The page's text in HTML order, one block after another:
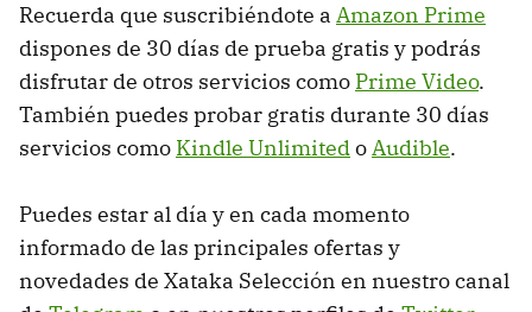
Recuerda que suscribiéndote a Amazon Prime
dispones de 30 días de prueba gratis y podrás
disfrutar de otros servicios como Prime Video.
También puedes probar gratis durante 30 días
servicios como Kindle UnlimitedoAudible.
Puedes estar al día y en cada momento
informado de las principales ofertas y
novedades de Xataka Selección en nuestro canal